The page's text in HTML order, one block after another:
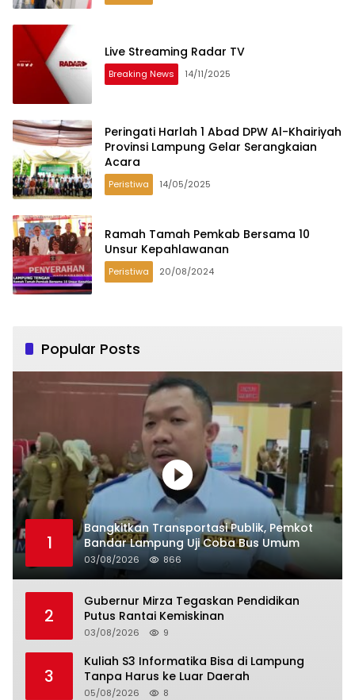
Live Streaming Radar TV
Breaking News 14/11/2025
Peringati Harlah 1 Abad DPW Al-Khairiyah
Provinsi Lampung Gelar Serangkaian
Acara
Peristiwa 14/05/2025
Ramah Tamah Pemkab Bersama 10
Unsur Kepahlawanan
Peristiwa 20/08/2024
Popular Posts
1
Bangkitkan Transportasi Publik, Pemkot
Bandar Lampung Uji Coba Bus Umum
03/08/2026 866
2
Gubernur Mirza Tegaskan Pendidikan
Putus Rantai Kemiskinan
03/08/2026 9
3
Kuliah S3 Informatika Bisa di Lampung
Tanpa Harus ke Luar Daerah
05/08/2026 8